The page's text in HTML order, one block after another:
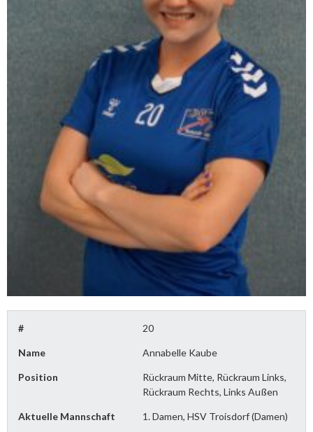
# 20
Name Annabelle Kaube
Position
Rückraum Mitte, Rückraum Links,
Rückraum Rechts, Links Außen
Aktuelle Mannschaft 1. Damen, HSV Troisdorf (Damen)